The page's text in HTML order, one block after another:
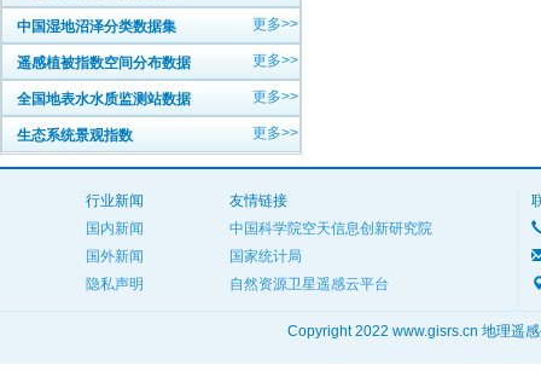
中国湿地沼泽分类数据集 更多>>
遥感植被指数空间分布数据 更多>>
全国地表水水质监测站数据 更多>>
生态系统景观指数 更多>>
行业新闻
国内新闻
国外新闻
隐私声明
友情链接
中国科学院空天信息创新研究院
国家统计局
自然资源卫星遥感云平台
Copyright 2022 www.gisrs.cn 地理遥